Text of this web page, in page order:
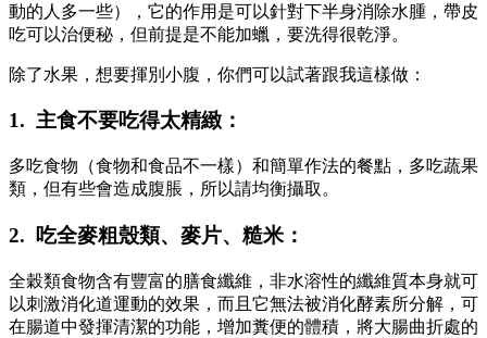
動的人多一些），它的作用是可以針對下半身消除水腫，帶皮
吃可以治便秘，但前提是不能加蠟，要洗得很乾淨。
除了水果，想要揮別小腹，你們可以試著跟我這樣做：
1. 主食不要吃得太精緻：
多吃食物（食物和食品不一樣）和簡單作法的餐點，多吃蔬果
類，但有些會造成腹脹，所以請均衡攝取。
2. 吃全麥粗殼類、麥片、糙米：
全穀類食物含有豐富的膳食纖維，非水溶性的纖維質本身就可
以刺激消化道運動的效果，而且它無法被消化酵素所分解，可
在腸道中發揮清潔的功能，增加糞便的體積，將大腸曲折處的